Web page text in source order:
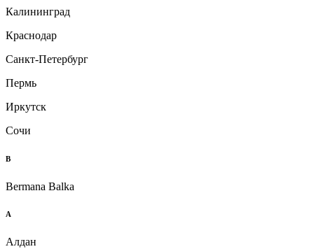
Калининград
Краснодар
Санкт-Петербург
Пермь
Иркутск
Сочи
B
Bermana Balka
А
Алдан